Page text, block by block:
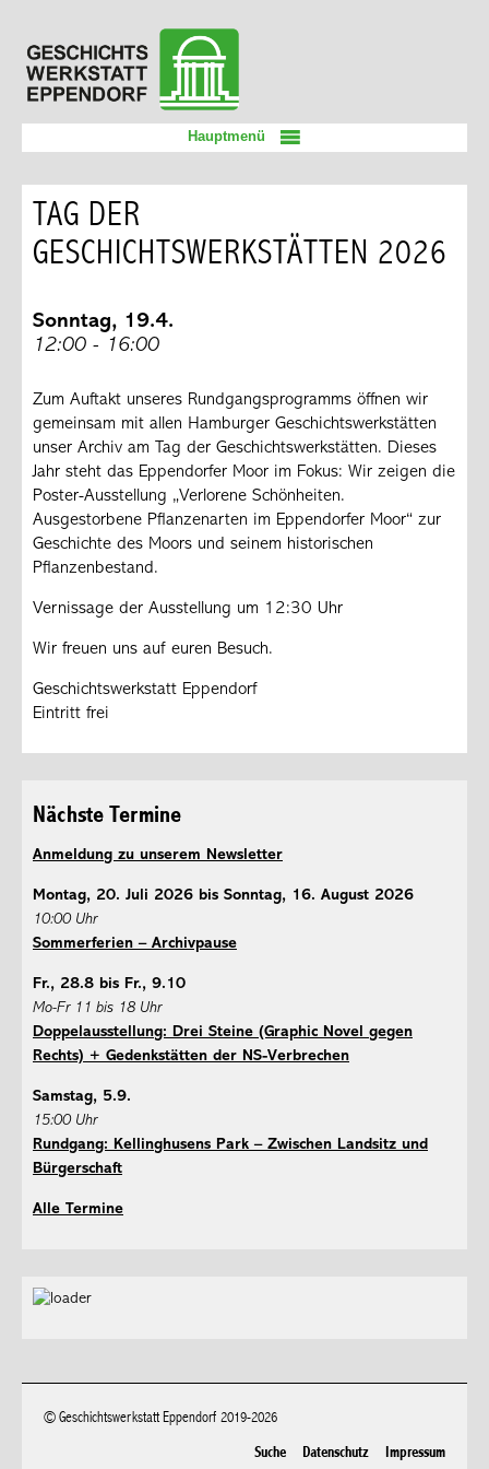
Inhalt
springen
Eppendorf
Hauptmenü
TAG DER
GESCHICHTSWERKSTÄTTEN 2026
Sonntag, 19.4.
12:00 - 16:00
Zum Auftakt unseres Rundgangsprogramms öffnen wir
gemeinsam mit allen Hamburger Geschichtswerkstätten
unser Archiv am Tag der Geschichtswerkstätten. Dieses
Jahr steht das Eppendorfer Moor im Fokus: Wir zeigen die
Poster-Ausstellung „Verlorene Schönheiten.
Ausgestorbene Pflanzenarten im Eppendorfer Moor“ zur
Geschichte des Moors und seinem historischen
Pflanzenbestand.
Vernissage der Ausstellung um 12:30 Uhr
Wir freuen uns auf euren Besuch.
Geschichtswerkstatt Eppendorf
Eintritt frei
Nächste Termine
Anmeldung zu unserem Newsletter
Montag, 20. Juli 2026 bis Sonntag, 16. August 2026
10:00 Uhr
Sommerferien – Archivpause
Fr., 28.8 bis Fr., 9.10
Mo-Fr 11 bis 18 Uhr
Doppelausstellung: Drei Steine (Graphic Novel gegen
Rechts) + Gedenkstätten der NS-Verbrechen
Samstag, 5.9.
15:00 Uhr
Rundgang: Kellinghusens Park – Zwischen Landsitz und
Bürgerschaft
Alle Termine
© Geschichtswerkstatt Eppendorf 2019-2026
Suche
Datenschutz Impressum